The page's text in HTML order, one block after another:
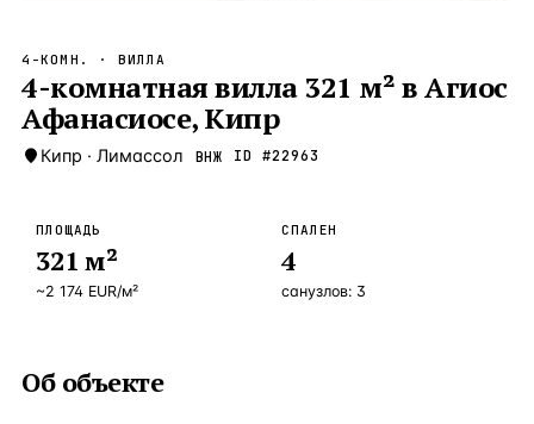
Новороссийск —Локация Россия · 2
Стамбул —Локация
Анталия
ЧАСТО ИЩУТ
Турция
4-КОМН. · ВИЛЛА
4-комнатная вилла 321 м² в Агиос
Афанасиосе, Кипр
Кипр · Лимассол ВНЖ ID #22963
ПЛОЩАДЬ
321 м²
~2 174 EUR/м²
СПАЛЕН
4
санузлов: 3
Об объекте